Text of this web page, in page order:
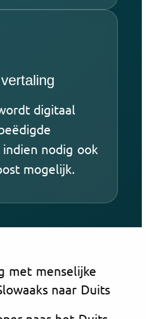
digitaal
nodig ook
mogelijk.
met menselijke
naar Duits